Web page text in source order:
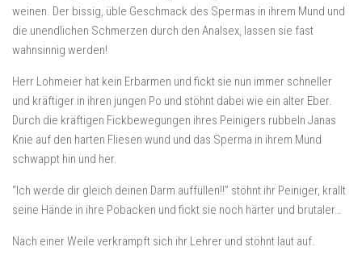
weinen. Der bissig, üble Geschmack des Spermas in ihrem Mund und
die unendlichen Schmerzen durch den Analsex, lassen sie fast
wahnsinnig werden!
Herr Lohmeier hat kein Erbarmen und fickt sie nun immer schneller
und kräftiger in ihren jungen Po und stöhnt dabei wie ein alter Eber.
Durch die kräftigen Fickbewegungen ihres Peinigers rubbeln Janas
Knie auf den harten Fliesen wund und das Sperma in ihrem Mund
schwappt hin und her.
“Ich werde dir gleich deinen Darm auffüllen!!” stöhnt ihr Peiniger, krallt
seine Hände in ihre Pobacken und fickt sie noch härter und brutaler…
Nach einer Weile verkrampft sich ihr Lehrer und stöhnt laut auf.